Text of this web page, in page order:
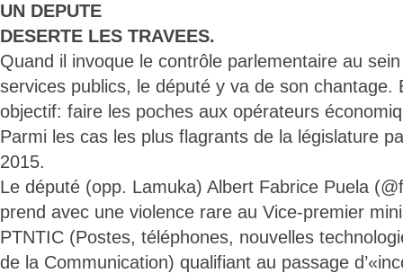
UN DEPUTE
DESERTE LES TRAVEES.
Quand il invoque le contrôle parlementaire au
services publics, le député y va de son chantage.
objectif: faire les poches aux opérateurs
Parmi les cas les plus flagrants de la législature
2015.
Le député (opp. Lamuka) Albert Fabrice Puela
prend avec une violence rare au Vice-premier
PTNTIC (Postes, téléphones, nouvelles
de la Communication) qualifiant au passage